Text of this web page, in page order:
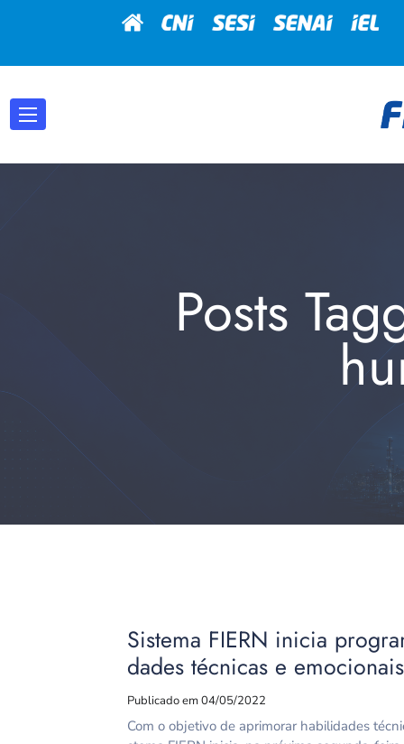
Posts
Sistema FIERN inicia
dades técnicas e
Publicado em 04/05/2022
Com o objetivo de aprimorar habilidades